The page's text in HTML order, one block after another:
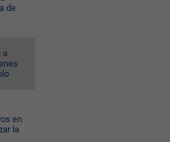
de
a
en
la